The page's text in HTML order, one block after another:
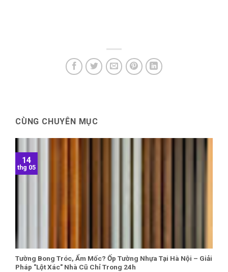
CÙNG CHUYÊN MỤC
Tường Bong Tróc, Ẩm Mốc? Ốp Tường Nhựa Tại Hà Nội – Giải
Pháp "Lột Xác" Nhà Cũ Chỉ Trong 24h
14
thg 05